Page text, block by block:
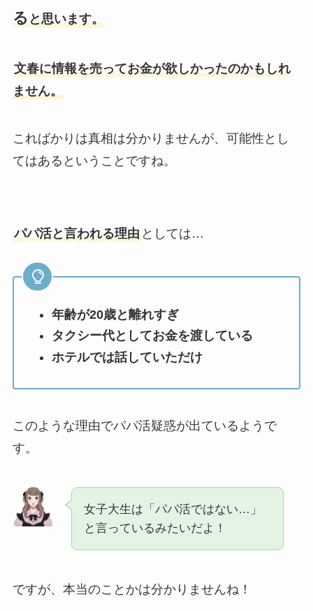
る と思います。
文春に情報を売ってお金が欲しかったのかもしれ
ません。
こればかりは真相は分かりませんが、可能性とし
てはあるということですね。
パパ活と言われる理由 としては…
年齢が20歳と離れすぎ
タクシー代としてお金を渡している
ホテルでは話していただけ
このような理由でパパ活疑惑が出ているようで
す。
女子大生は「パパ活ではない…」
と言っているみたいだよ！
ですが、本当のことかは分かりませんね！